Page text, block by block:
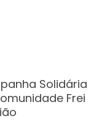
Solidária
Frei